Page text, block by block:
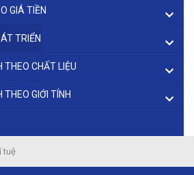
GIÁ TIỀN
TRIỂN
THEO CHẤT LIỆU
THEO GIỚI TÍNH
tuệ